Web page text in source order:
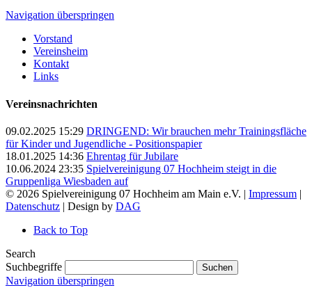
Navigation überspringen
Vorstand
Vereinsheim
Kontakt
Links
Vereinsnachrichten
09.02.2025 15:29 DRINGEND: Wir brauchen mehr Trainingsfläche
für Kinder und Jugendliche - Positionspapier
18.01.2025 14:36 Ehrentag für Jubilare
10.06.2024 23:35 Spielvereinigung 07 Hochheim steigt in die
Gruppenliga Wiesbaden auf
© 2026 Spielvereinigung 07 Hochheim am Main e.V. | Impressum |
Datenschutz | Design by DAG
Back to Top
Search
Suchbegriffe
Suchen
Navigation überspringen